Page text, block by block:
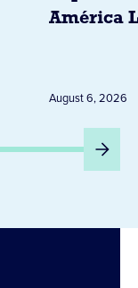
América
Peru
August 6, 2026